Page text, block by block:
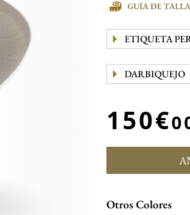
GUÍA DE
ETIQUETA
DARBIQUEJO
150€
Otros Colores